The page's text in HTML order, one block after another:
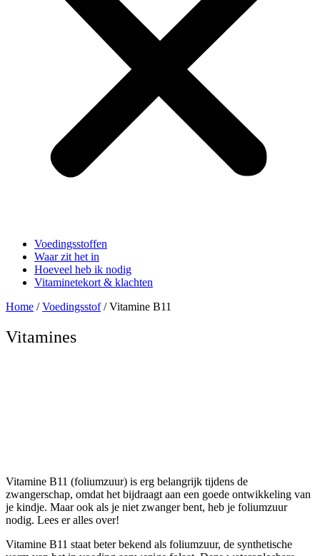
Voedingsstoffen
Waar zit het in
Hoeveel heb ik nodig
Vitaminetekort & klachten
Home /Voedingsstof/ Vitamine B11
Vitamines
Vitamine B11 (foliumzuur) is erg belangrijk tijdens de
zwangerschap, omdat het bijdraagt aan een goede ontwikkeling van
je kindje. Maar ook als je niet zwanger bent, heb je foliumzuur
nodig. Lees er alles over!
Vitamine B11 staat beter bekend als foliumzuur, de synthetische